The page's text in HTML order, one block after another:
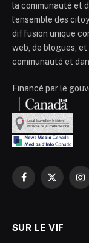
la communauté et
l’ensemble des
diffusion unique
web, de blogues,
communauté et
Financé par le
Facebook
X
SUR LE VIF